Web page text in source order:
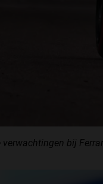
verwachtingen bij